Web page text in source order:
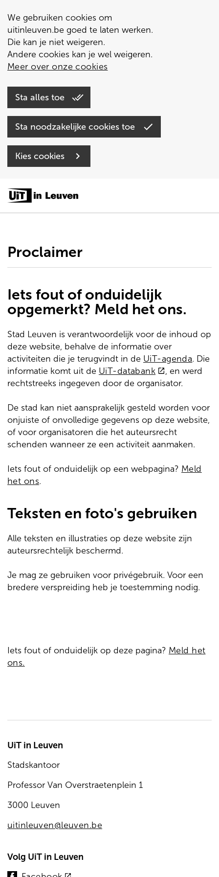
We gebruiken cookies om
uitinleuven.be goed te laten werken.
Die kan je niet weigeren.
Andere cookies kan je wel weigeren.
Meer over onze cookies
Sta alles toe
Sta noodzakelijke cookies toe
Kies cookies
en
gaan
Proclaimer
Iets fout of onduidelijk
opgemerkt? Meld het ons.
Stad Leuven is verantwoordelijk voor de inhoud op
deze website, behalve de informatie over
activiteiten die je terugvindt in de UiT-agenda. Die
informatie komt uit de UiT-databank (externe
link)
, en werd
rechtstreeks ingegeven door de organisator.
De stad kan niet aansprakelijk gesteld worden voor
onjuiste of onvolledige gegevens op deze website,
of voor organisatoren die het auteursrecht
schenden wanneer ze een activiteit aanmaken.
Iets fout of onduidelijk op een webpagina? Meld
het ons.
Teksten en foto's gebruiken
Alle teksten en illustraties op deze website zijn
auteursrechtelijk beschermd.
Je mag ze gebruiken voor privégebruik. Voor een
bredere verspreiding heb je toestemming nodig.
Iets fout of onduidelijk op deze pagina? Meld het
ons.
UiT in Leuven
Stadskantoor
Professor Van Overstraetenplein 1
3000 Leuven
uitinleuven@leuven.be
Volg UiT in Leuven